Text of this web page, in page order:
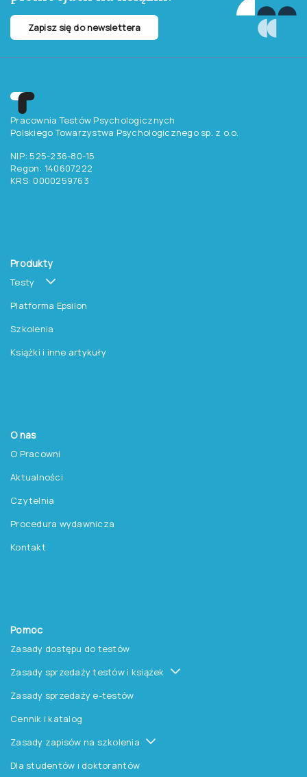
Zapisz się do newslettera
Pracownia Testów Psychologicznych
Polskiego Towarzystwa Psychologicznego sp. z o.o.
NIP: 525-236-80-15
Regon: 140607222
KRS: 0000259763
Produkty
Testy
Platforma Epsilon
Szkolenia
Książki i inne artykuły
O nas
O Pracowni
Aktualności
Czytelnia
Procedura wydawnicza
Kontakt
Pomoc
Zasady dostępu do testów
Zasady sprzedaży testów i książek
Zasady sprzedaży e-testów
Cennik i katalog
Zasady zapisów na szkolenia
Dla studentów i doktorantów